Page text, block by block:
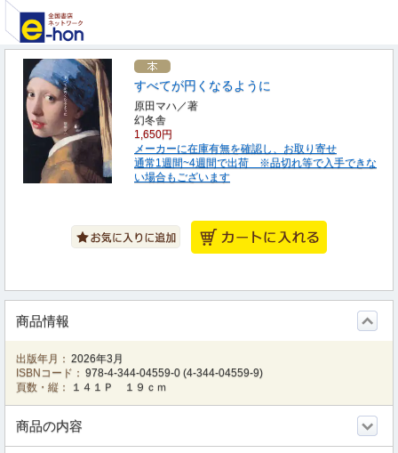
すべてが円くなるように
原田マハ／著
幻冬舎
1,650円
メーカーに在庫有無を確認し、お取り寄せ
通常1週間~4週間で出荷 ※品切れ等で入手できな
い場合もございます
商品情報
出版年月： 2026年3月
ISBNコード： 978-4-344-04559-0 (4-344-04559-9)
頁数・縦：
１４１Ｐ １９ｃｍ
商品の内容